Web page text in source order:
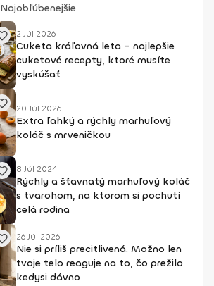
Najobľúbenejšie
2 Júl 2026
Cuketa kráľovná leta - najlepšie
cuketové recepty, ktoré musíte
vyskúšať
20 Júl 2026
Extra ľahký a rýchly marhuľový
koláč s mrveničkou
8 Júl 2024
Rýchly a šťavnatý marhuľový koláč
s tvarohom, na ktorom si pochutí
celá rodina
26 Júl 2026
Nie si príliš precitlivená. Možno len
tvoje telo reaguje na to, čo prežilo
kedysi dávno